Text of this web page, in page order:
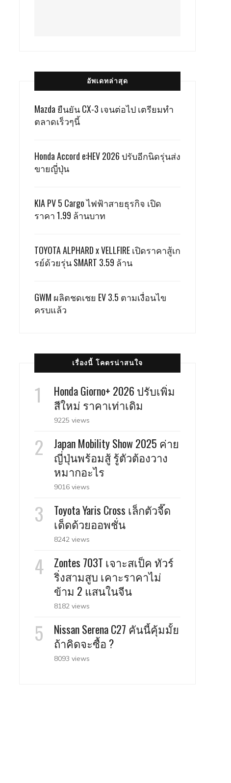
อัพเดทล่าสุด
Mazda ยืนยัน CX-3 เจนต่อไป เตรียมทำ
ตลาดเร็วๆนี้
Honda Accord e:HEV 2026 ปรับอีกนิดรุ่นส่ง
ขายญี่ปุ่น
KIA PV 5 Cargo ไฟฟ้าสายธุรกิจ เปิด
ราคา 1.99 ล้านบาท
TOYOTA ALPHARD x VELLFIRE เปิดราคาสู้เก
รย์ด้วยรุ่น SMART 3.59 ล้าน
GWM ผลิตชดเชย EV 3.5 ตามเงื่อนไข
ครบแล้ว
เรื่องนี้ โคตรน่าสนใจ
Honda Giorno+ 2026 ปรับเพิ่ม
สีใหม่ ราคาเท่าเดิม
9225 views
Japan Mobility Show 2025 ค่าย
ญี่ปุ่นพร้อมสู้ รู้ตัวต้องวาง
หมากอะไร
9016 views
Toyota Yaris Cross เล็กตัวจี๊ด
เด็ดด้วยออพชั่น
8242 views
Zontes 703T เจาะสเป็ค ทัวร์
ริ่งสามสูบ เคาะราคาไม่
ข้าม 2 แสนในจีน
8182 views
Nissan Serena C27 คันนี้คุ้มมั้ย
ถ้าคิดจะซื้อ ?
8093 views